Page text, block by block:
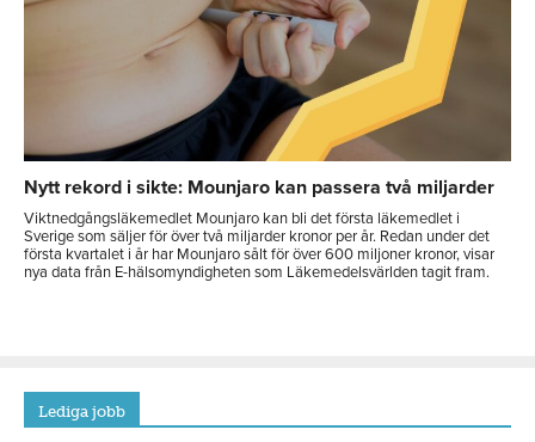
Nytt rekord i sikte: Mounjaro kan passera två miljarder
Viktnedgångsläkemedlet Mounjaro kan bli det första läkemedlet i
Sverige som säljer för över två miljarder kronor per år. Redan under det
första kvartalet i år har Mounjaro sålt för över 600 miljoner kronor, visar
nya data från E-hälsomyndigheten som Läkemedelsvärlden tagit fram.
Lediga jobb